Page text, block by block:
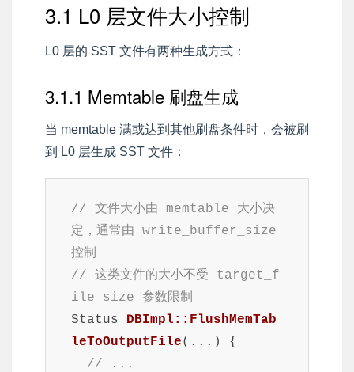
3.1 L0 层文件大小控制
L0 层的 SST 文件有两种生成方式：
3.1.1 Memtable 刷盘生成
当 memtable 满或达到其他刷盘条件时，会被刷
到 L0 层生成 SST 文件：
// 文件大小由 memtable 大小决
定，通常由 write_buffer_size
控制
// 这类文件的大小不受 target_f
ile_size 参数限制
Status DBImpl::FlushMemTab
leToOutputFile(...)
{
// ...